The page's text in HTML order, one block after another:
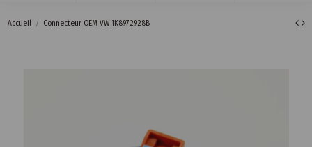
Accueil Connecteur OEM VW 1K8972928B